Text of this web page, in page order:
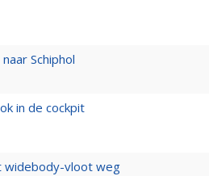
Schiphol
in de cockpit
widebody-vloot weg